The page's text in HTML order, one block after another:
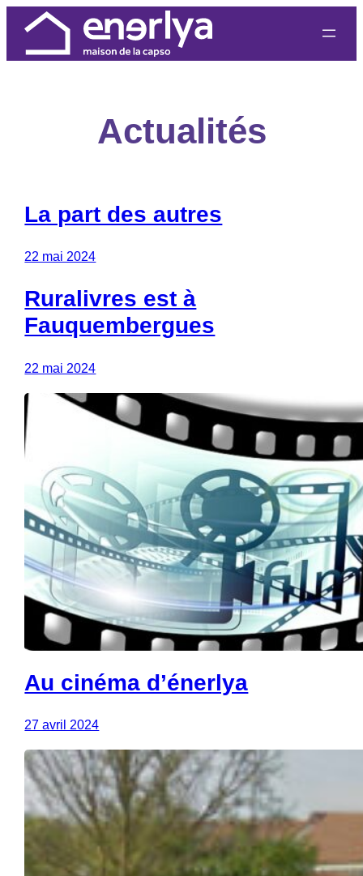
Actualités
La part des autres
22 mai 2024
Ruralivres est à
Fauquembergues
22 mai 2024
Au cinéma d’énerlya
27 avril 2024